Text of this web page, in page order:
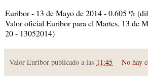
Euribor - 13 de Mayo de 2014 - 0.605 %
Valor oficial Euribor para el Martes, 13 de
20 - 13052014)
Valor Euribor publicado a las 11:45 No hay